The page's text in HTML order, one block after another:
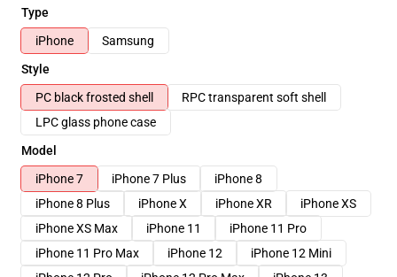
Type
iPhone
Samsung
Style
PC black frosted shell
RPC transparent soft shell
LPC glass phone case
Model
iPhone 7
iPhone 7 Plus
iPhone 8
iPhone 8 Plus
iPhone X iPhone XR
iPhone XS
iPhone XS Max
iPhone 11
iPhone 11 Pro
iPhone 11 Pro Max
iPhone 12
iPhone 12 Mini